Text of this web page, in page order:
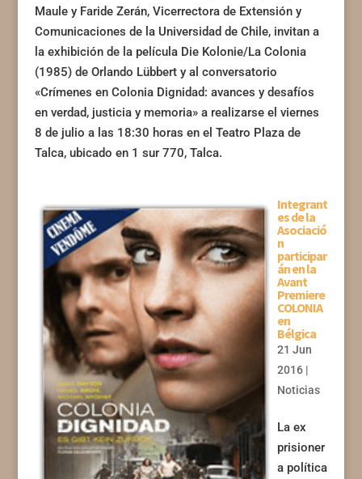
Maule y Faride Zerán, Vicerrectora de Extensión y
Comunicaciones de la Universidad de Chile, invitan a
la exhibición de la película Die Kolonie/La Colonia
(1985) de Orlando Lübbert y al conversatorio
«Crímenes en Colonia Dignidad: avances y desafíos
en verdad, justicia y memoria» a realizarse el viernes
8 de julio a las 18:30 horas en el Teatro Plaza de
Talca, ubicado en 1 sur 770, Talca.
Integrant
es de la
Asociació
n
participar
án en la
Avant
Premiere
COLONIA
en
Bélgica
21 Jun
2016|
Noticias
La ex
prisioner
a política